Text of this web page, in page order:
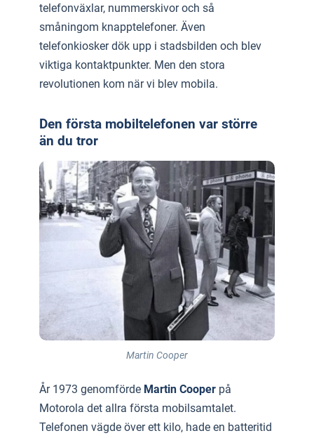
telefonväxlar, nummerskivor och så
småningom knapptelefoner. Även
telefonkiosker dök upp i stadsbilden och blev
viktiga kontaktpunkter. Men den stora
revolutionen kom när vi blev mobila.
Den första mobiltelefonen var större
än du tror
Martin Cooper
År 1973 genomförde Martin Cooper på
Motorola det allra första mobilsamtalet.
Telefonen vägde över ett kilo, hade en batteritid